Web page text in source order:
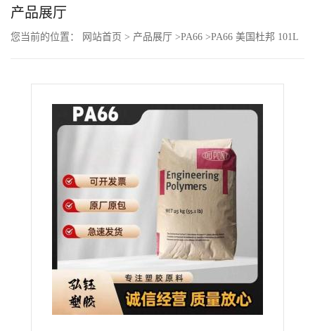
公
产品展厅
您当前的位置： 网站首页 > 产品展厅 >PA66 >PA66 美国杜邦 101L